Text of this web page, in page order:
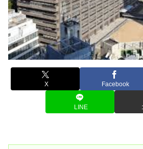
X Facebook
LINE